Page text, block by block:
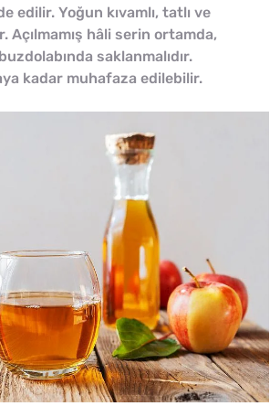
edilir. Yoğun kıvamlı, tatlı ve
Açılmamış hâli serin ortamda,
saklanmalıdır.
kadar muhafaza edilebilir.